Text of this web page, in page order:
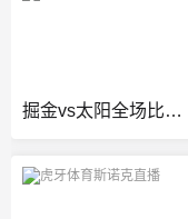
掘金vs太阳全场比赛回放